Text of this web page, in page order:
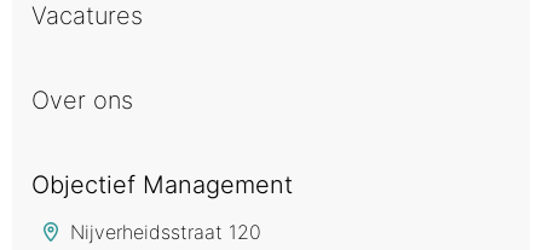
Vacatures
Over ons
Objectief Management
Nijverheidsstraat 120